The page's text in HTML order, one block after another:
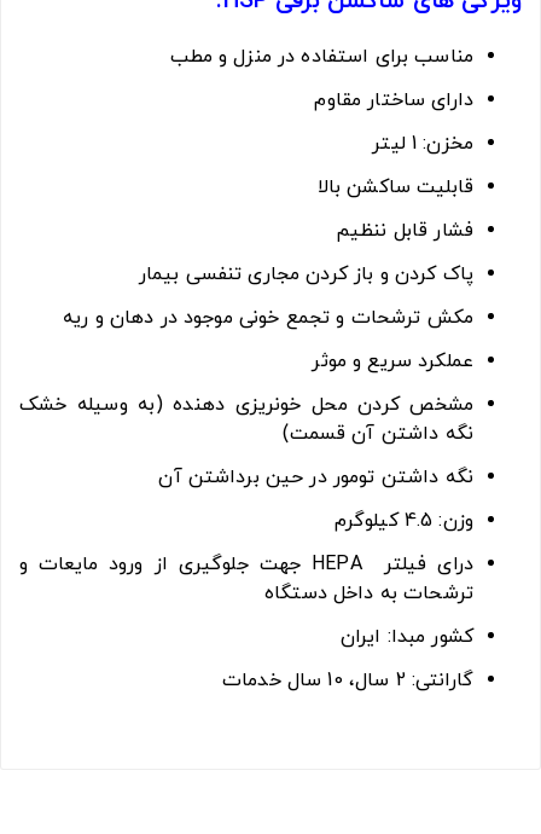
مناسب برای استفاده در منزل و مطب
دارای ساختار مقاوم
مخزن: 1 لیتر
قابلیت ساکشن بالا
فشار قابل ننظیم
پاک کردن و باز کردن مجاری تنفسی بیمار
مکش ترشحات و تجمع خونی موجود در دهان و ریه
عملکرد سریع و موثر
مشخص کردن محل خونریزی دهنده (به وسیله خشک
نگه داشتن آن قسمت)
نگه داشتن تومور در حین برداشتن آن
وزن: 4.5 کیلوگرم
درای فیلتر HEPA جهت جلوگیری از ورود مایعات و
ترشحات به داخل دستگاه
کشور مبدا: ایران
گارانتی: 2 سال، 10 سال خدمات